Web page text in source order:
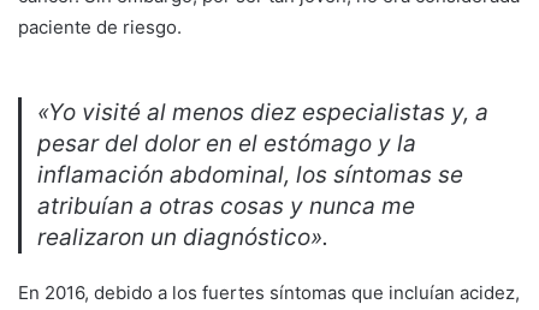
paciente de riesgo.
«Yo visité al menos diez especialistas y, a
pesar del dolor en el estómago y la
inflamación abdominal, los síntomas se
atribuían a otras cosas y nunca me
realizaron un diagnóstico».
En 2016, debido a los fuertes síntomas que incluían acidez,